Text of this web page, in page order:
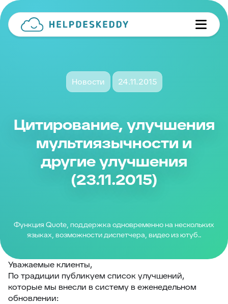
Новости 24.11.2015
Цитирование, улучшения
мультиязычности и
другие улучшения
(23.11.2015)
Функция Quote, поддержка одновременно на нескольких
языках, возможности диспетчера, видео из ютуб..
Уважаемые клиенты,
По традиции публикуем список улучшений,
которые мы внесли в систему в еженедельном
обновлении: